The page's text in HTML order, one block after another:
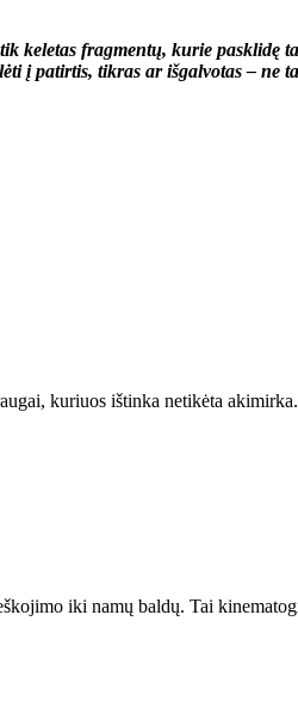
keletas fragmentų, kurie pasklidę
į patirtis, tikras ar išgalvotas – ne
kuriuos ištinka netikėta akimirka.
iki namų baldų. Tai